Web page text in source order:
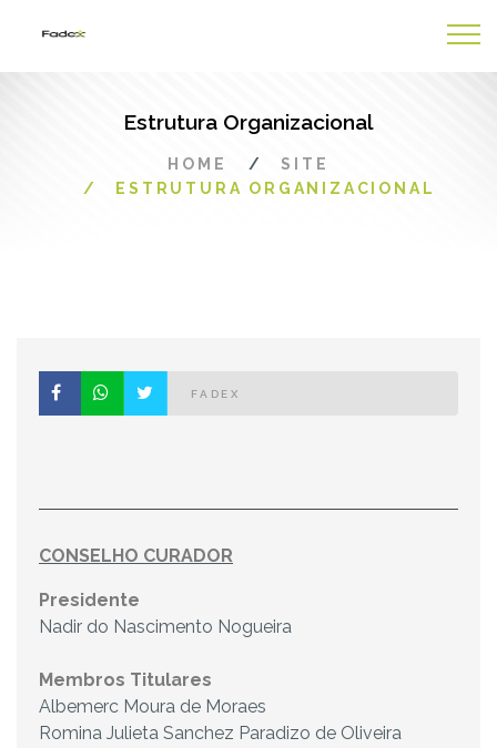
Estrutura Organizacional
HOME
SITE
ESTRUTURA ORGANIZACIONAL
FADEX
CONSELHO CURADOR
Presidente
Nadir do Nascimento Nogueira
Membros Titulares
Albemerc Moura de Moraes
Romina Julieta Sanchez Paradizo de Oliveira